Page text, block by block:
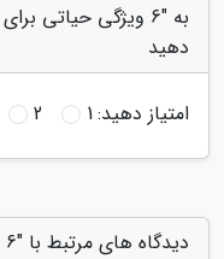
دهید
امتیاز دهید:1
2